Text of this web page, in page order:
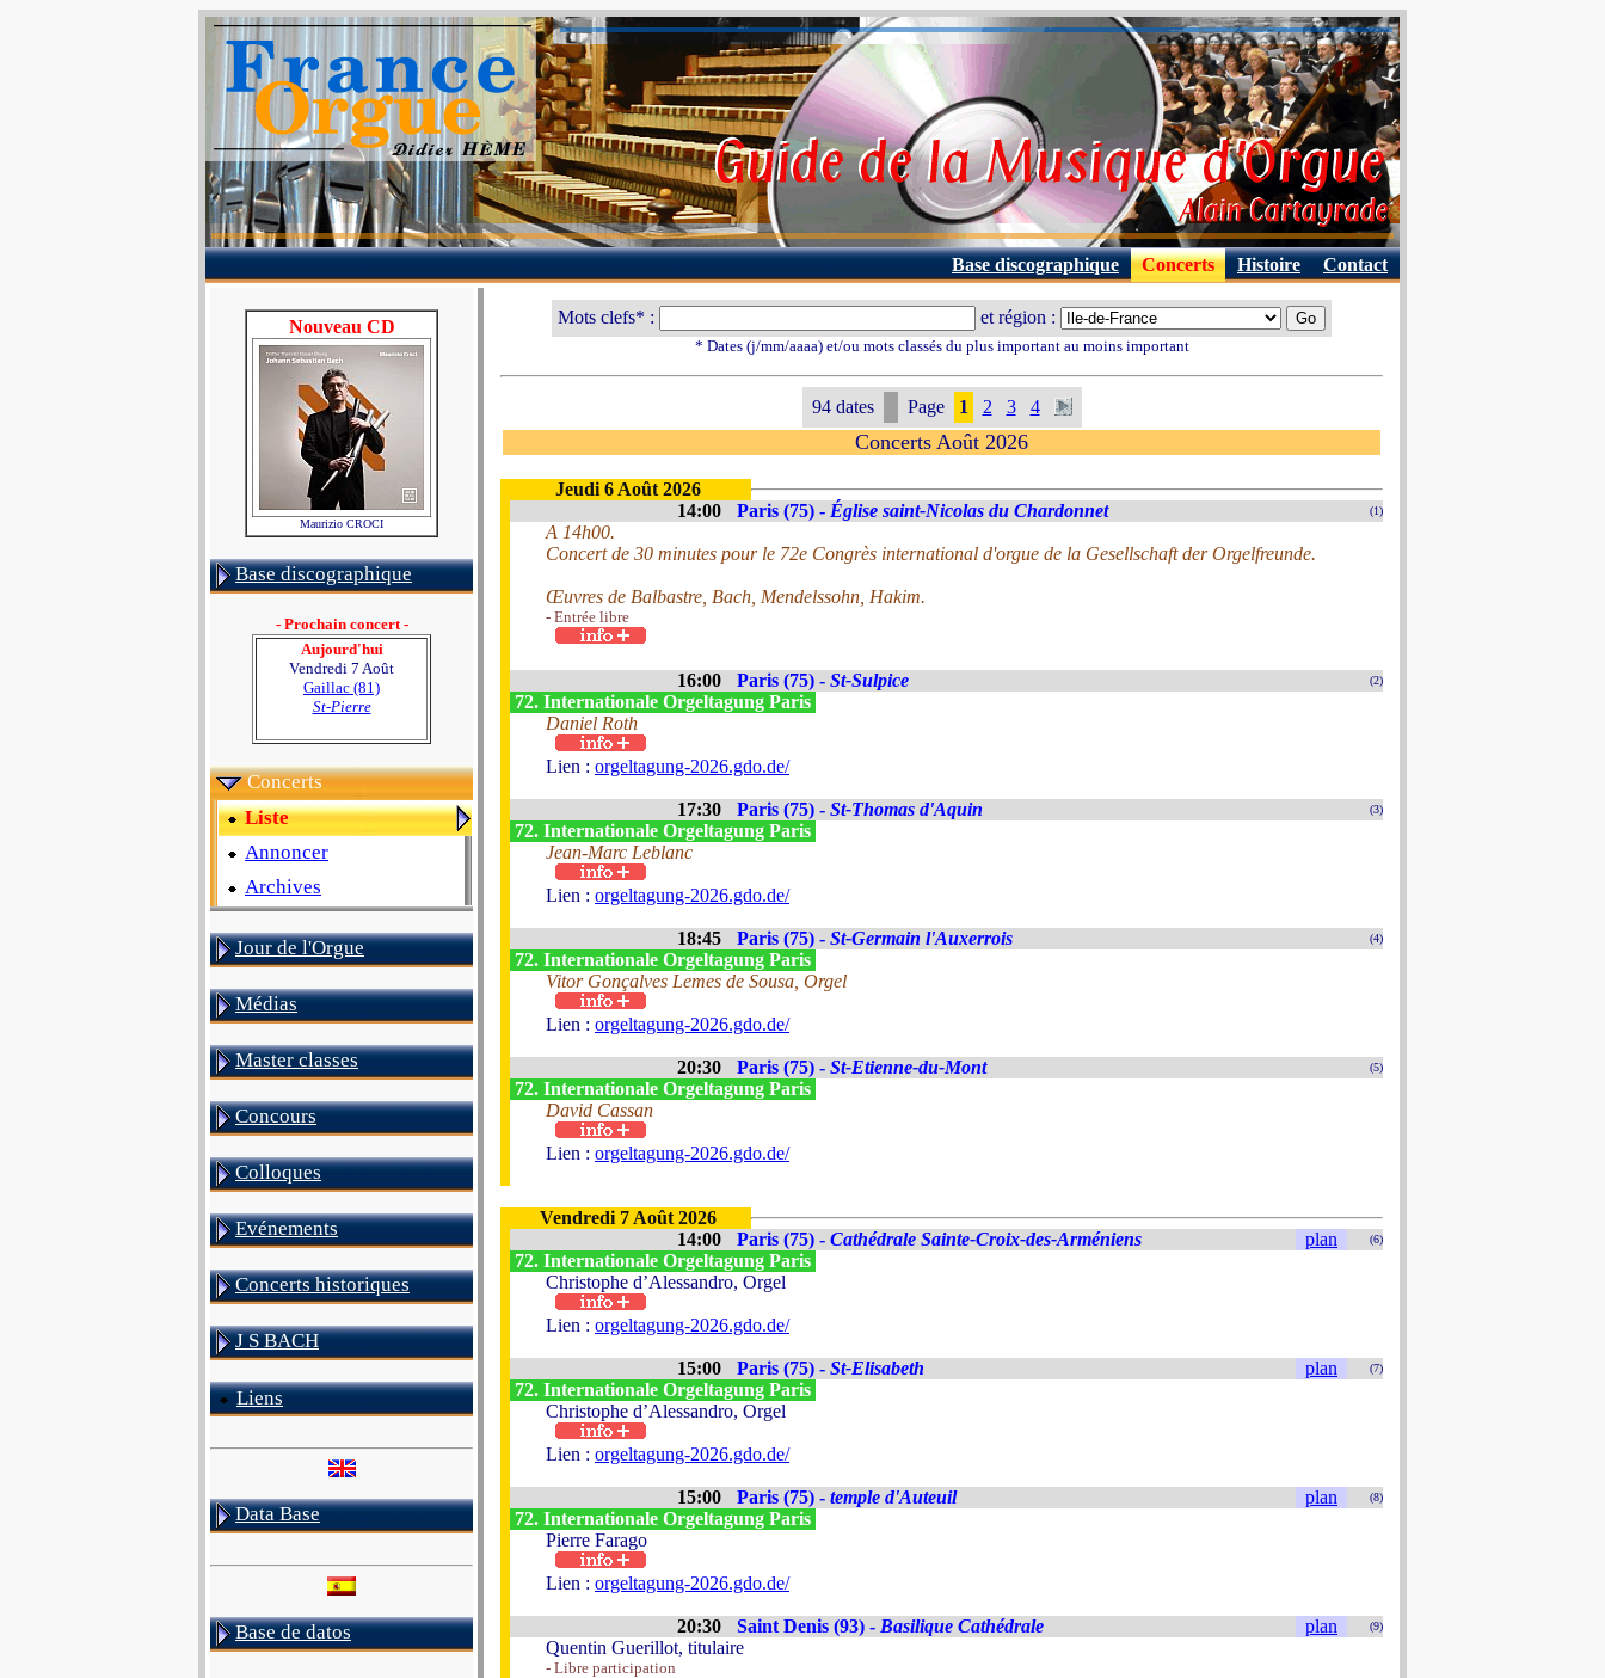
Base discographique Concerts Histoire Contact
Nouveau CD
Maurizio CROCI
Base discographique
- Prochain concert -
Aujourd'hui
Vendredi 7 Août
Gaillac (81)
St-Pierre
Concerts
Liste
Annoncer
Archives
Jour de l'Orgue
Médias
Master classes
Concours
Colloques
Evénements
Concerts historiques
J S BACH
Liens
Data Base
Base de datos
Mots clefs* : et région :
* Dates (j/mm/aaaa) et/ou mots classés du plus important au moins important
94 dates Page 1 2 3 4
Concerts Août 2026
Jeudi 6 Août 2026
14:00
Paris (75) - Église saint-Nicolas du Chardonnet (1)
A 14h00.
Concert de 30 minutes pour le 72e Congrès international d'orgue de la Gesellschaft der Orgelfreunde.
Œuvres de Balbastre, Bach, Mendelssohn, Hakim.
- Entrée libre
16:00 Paris (75) - St-Sulpice (2)
72. Internationale Orgeltagung Paris
Daniel Roth
Lien : orgeltagung-2026.gdo.de/
17:30 Paris (75) - St-Thomas d'Aquin (3)
72. Internationale Orgeltagung Paris
Jean-Marc Leblanc
Lien : orgeltagung-2026.gdo.de/
18:45 Paris (75) - St-Germain l'Auxerrois (4)
72. Internationale Orgeltagung Paris
Vitor Gonçalves Lemes de Sousa, Orgel
Lien : orgeltagung-2026.gdo.de/
20:30 Paris (75) - St-Etienne-du-Mont (5)
72. Internationale Orgeltagung Paris
David Cassan
Lien : orgeltagung-2026.gdo.de/
Vendredi 7 Août 2026
14:00
Paris (75) - Cathédrale Sainte-Croix-des-Arméniens plan (6)
72. Internationale Orgeltagung Paris
Christophe d’Alessandro, Orgel
Lien : orgeltagung-2026.gdo.de/
15:00 Paris (75) - St-Elisabeth plan (7)
72. Internationale Orgeltagung Paris
Christophe d’Alessandro, Orgel
Lien : orgeltagung-2026.gdo.de/
15:00 Paris (75) - temple d'Auteuil plan (8)
72. Internationale Orgeltagung Paris
Pierre Farago
Lien : orgeltagung-2026.gdo.de/
20:30 Saint Denis (93) - Basilique Cathédrale plan (9)
Quentin Guerillot, titulaire
- Libre participation